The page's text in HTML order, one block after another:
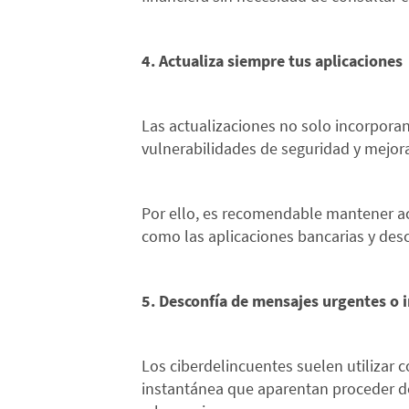
4. Actualiza siempre tus aplicaciones
Las actualizaciones no solo
vulnerabilidades de seguridad y
Por ello, es recomendable mantener
como las aplicaciones bancarias y
5. Desconfía de mensajes urgentes o
Los ciberdelincuentes suelen utilizar
instantánea que aparentan proceder